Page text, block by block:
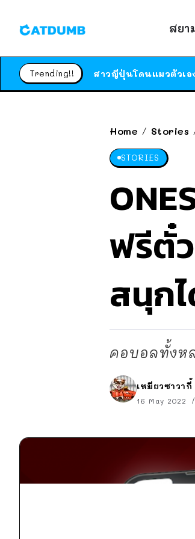
สยา
Trending!!
Home / Stories
STORIES
ฟรีตั๋
สนุก
คอบอลทั้งหล
เหมียวซาวากี้
16 May 2022